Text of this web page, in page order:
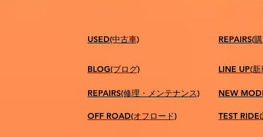
USED(中古車)
BLOG(ブログ)
REPAIRS(修理・メンテナンス)
OFF ROAD(オフロード)
​REPAIRS(
LINE UP(
NEW
TEST